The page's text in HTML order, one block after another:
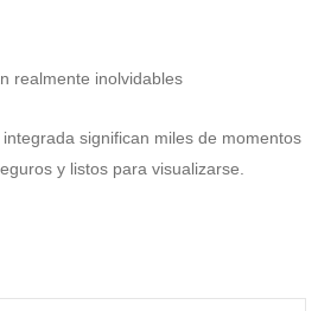
realmente inolvidables
significan miles de momentos
y listos para visualizarse.